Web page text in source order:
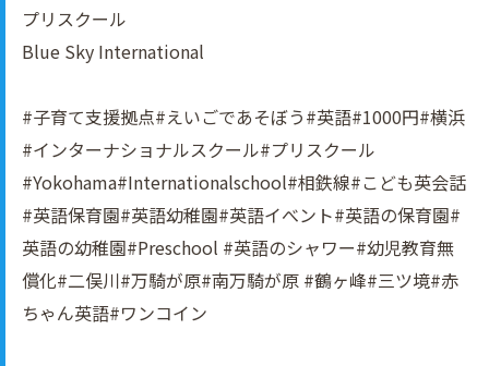
プリスクール
Blue Sky International
#子育て支援拠点#えいごであそぼう#英語#1000円#横浜
#インターナショナルスクール#プリスクール
#Yokohama#Internationalschool#相鉄線#こども英会話
#英語保育園#英語幼稚園#英語イべント#英語の保育園#
英語の幼稚園#Preschool #英語のシャワー#幼児教育無
償化#二俣川#万騎が原#南万騎が原 #鶴ヶ峰#三ツ境#赤
ちゃん英語#ワンコイン